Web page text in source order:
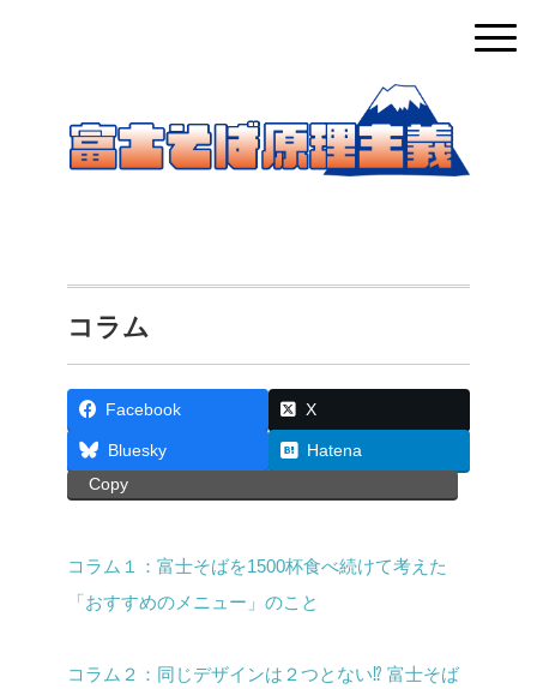
コラム
Facebook X
Bluesky
Hatena
Copy
コラム１：富士そばを1500杯食べ続けて考えた
「おすすめのメニュー」のこと
コラム２：同じデザインは２つとない⁉︎ 富士そば